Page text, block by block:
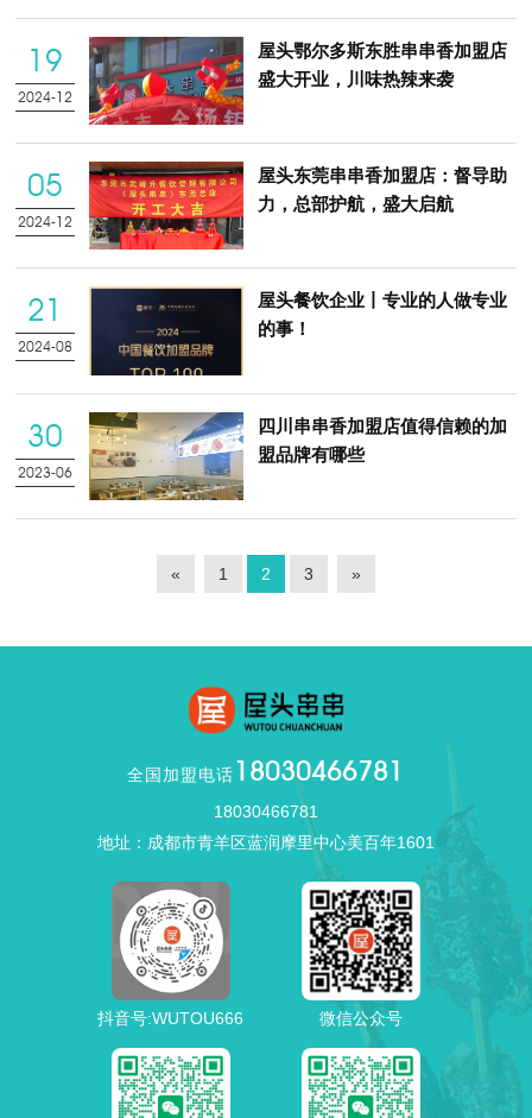
19
2024-12
屋头鄂尔多斯东胜串串香加盟店
盛大开业，川味热辣来袭
05
2024-12
屋头东莞串串香加盟店：督导助
力，总部护航，盛大启航
21
2024-08
屋头餐饮企业丨专业的人做专业
的事！
30
2023-06
四川串串香加盟店值得信赖的加
盟品牌有哪些
« 1 2 3 »
全国加盟电话 18030466781
18030466781
地址：成都市青羊区蓝润摩里中心美百年1601
抖音号:WUTOU666 微信公众号